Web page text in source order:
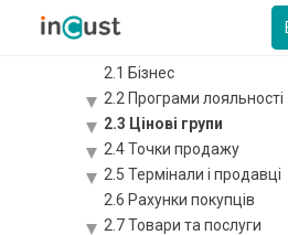
2. Налаштування
2.1 Бізнес
2.2 Програми лояльності
2.3 Цінові групи
2.4 Точки продажу
2.5 Термінали і продавці
2.6 Рахунки покупців
2.7 Товари та послуги